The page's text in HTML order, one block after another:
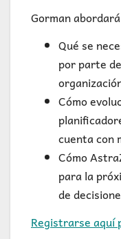
Gorman
Qué se
por parte
Cómo
cuenta con
Cómo
para la
de
Registrarse aquí